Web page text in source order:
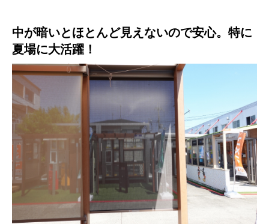
中が暗いとほとんど見えないので安心。特に
夏場に大活躍！